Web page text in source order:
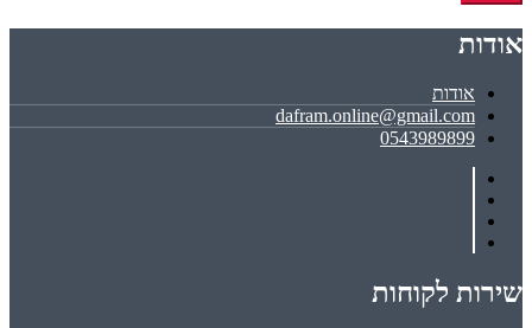
אודות
אודות
dafram.online@gmail.com
0543989899
שירות לקוחות